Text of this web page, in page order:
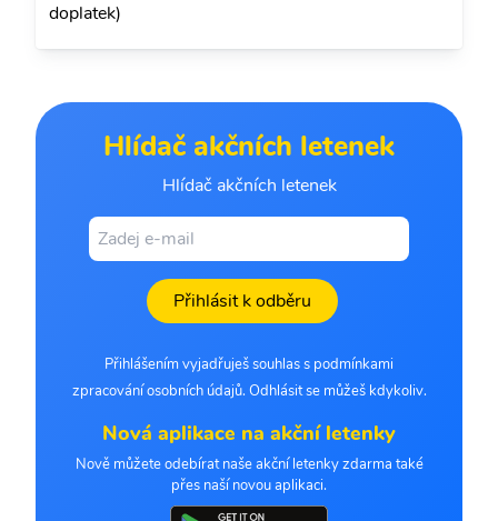
doplatek)
Hlídač akčních letenek
Hlídač akčních letenek
Přihlásit k odběru
Přihlášením vyjadřuješ souhlas s podmínkami
zpracování osobních údajů. Odhlásit se můžeš kdykoliv.
Nová aplikace na akční letenky
Nově můžete odebírat naše akční letenky zdarma také
přes naší novou aplikaci.